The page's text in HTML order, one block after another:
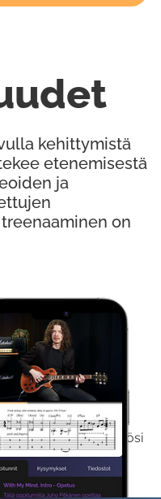
sisältömme käyttöösi
kehittymistä
etenemisestä
ja
on